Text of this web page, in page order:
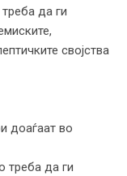
да ги
својства
доаѓаат во
треба да ги